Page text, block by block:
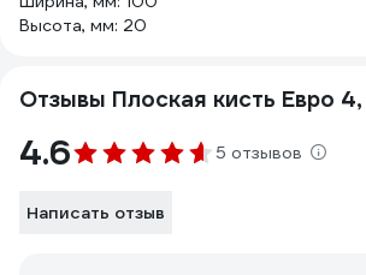
Высота, мм: 20
Отзывы Плоская кисть Евро
4.6 5 отзывов
Написать отзыв